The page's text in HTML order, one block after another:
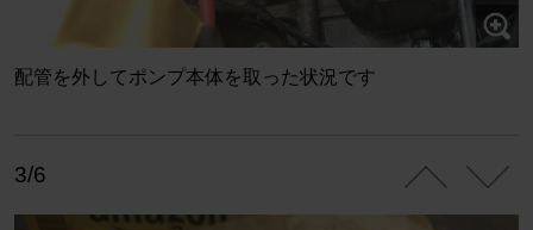
配管を外してポンプ本体を取った状況です
3/6